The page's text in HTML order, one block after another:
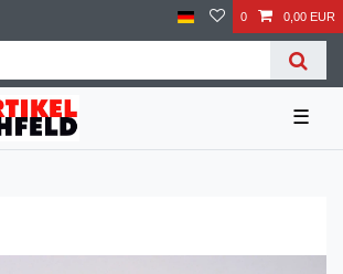
0 0,00 EUR
☰